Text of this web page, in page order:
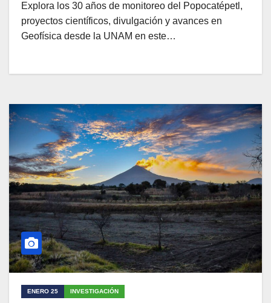
Explora los 30 años de monitoreo del Popocatépetl,
proyectos científicos, divulgación y avances en
Geofísica desde la UNAM en este…
ENERO 25 INVESTIGACIÓN